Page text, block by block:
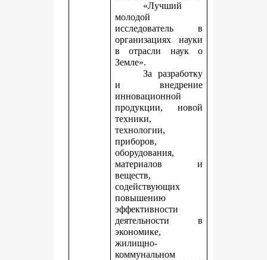
«Лучший
молодой
исследователь в
организациях науки
в отрасли наук о
Земле».
За разработку
и внедрение
инновационной
продукции, новой
техники,
технологии,
приборов,
оборудования,
материалов и
веществ,
содействующих
повышению
эффективности
деятельности в
экономике,
жилищно-
коммунальном